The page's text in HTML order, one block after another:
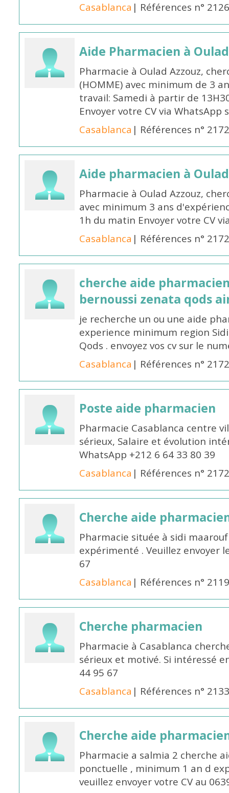
Casablanca | Références n°
Aide Pharmacien à
Pharmacie à Oulad Azzouz,
(HOMME) avec minimum de 3
travail: Samedi à partir de
Envoyer votre CV via WhatsApp
Casablanca | Références n°
Aide pharmacien à
Pharmacie à Oulad Azzouz,
avec minimum 3 ans
1h du matin Envoyer votre CV
Casablanca | Références n°
cherche aide
bernoussi zenata qods
je recherche un ou une aide
experience minimum region
Qods . envoyez vos cv sur le
Casablanca | Références n°
Poste aide pharmacien
Pharmacie Casablanca centre
sérieux, Salaire et évolution
WhatsApp +212 6 64 33 80 39
Casablanca | Références n°
Cherche aide
Pharmacie située à sidi
expérimenté . Veuillez envoyer
67
Casablanca | Références n°
Cherche pharmacien
Pharmacie à Casablanca
sérieux et motivé. Si intéressé
44 95 67
Casablanca | Références n°
Cherche aide
Pharmacie a salmia 2 cherche
ponctuelle , minimum 1 an d
veuillez envoyer votre CV au